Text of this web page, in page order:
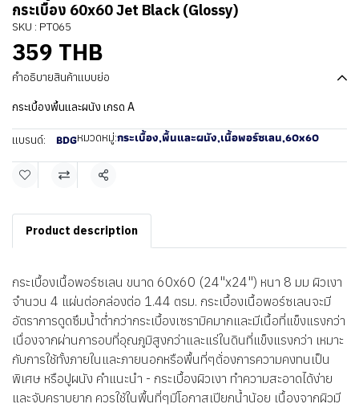
กระเบื้อง 60x60 Jet Black (Glossy)
SKU : PT065
359 THB
คำอธิบายสินค้าแบบย่อ
กระเบื้องพื้นและผนัง เกรด A
แบรนด์: BDGหมวดหมู่:กระเบื้อง,พื้นและผนัง,เนื้อพอร์ซเลน,60x60
แชร์
Product description
กระเบื้องเนื้อพอร์ซเลน ขนาด 60x60 (24"x24") หนา 8 มม ผิวเงา
จำนวน 4 แผ่นต่อกล่องต่อ 1.44 ตรม. กระเบื้องเนื้อพอร์ซเลนจะมี
อัตราการดูดซึมน้ำต่ำกว่ากระเบื้องเซรามิคมากและมีเนื้อที่แข็งแรงกว่า
เนื่องจากผ่านการอบที่อุณภูมิสูงกว่าและแร่ในดินที่แข็งแรงกว่า เหมาะ
กับการใช้ทั้งภายในและภายนอกหรือพื้นที่ๆต้่องการความคงทนเป็น
พิเศษ หรือปูผนัง คำแนะนำ - กระเบื้องผิวเงา ทำความสะอาดได้ง่าย
และจับคราบยาก ควรใช้ในพื้นที่ๆมีโอกาสเปียกน้ำน้อย เนื้องจากผิวมี